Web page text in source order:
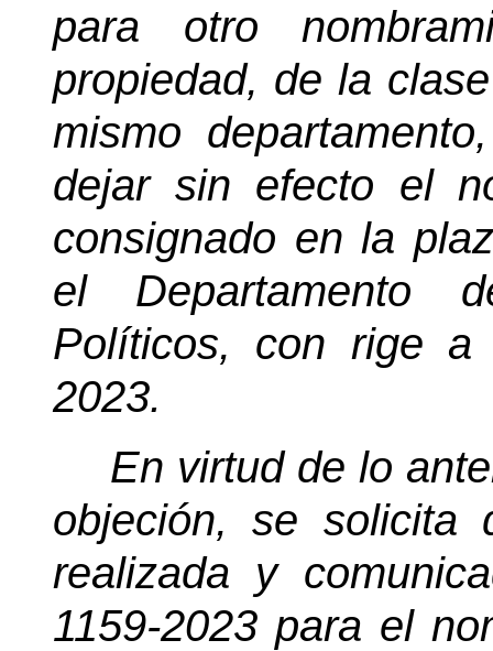
para otro
propiedad, de la
mismo
dejar sin efecto el
consignado en la
el Departamento
Políticos, con rige
2023.
En virtud de lo
objeción, se solicita
realizada y
1159-2023 para el